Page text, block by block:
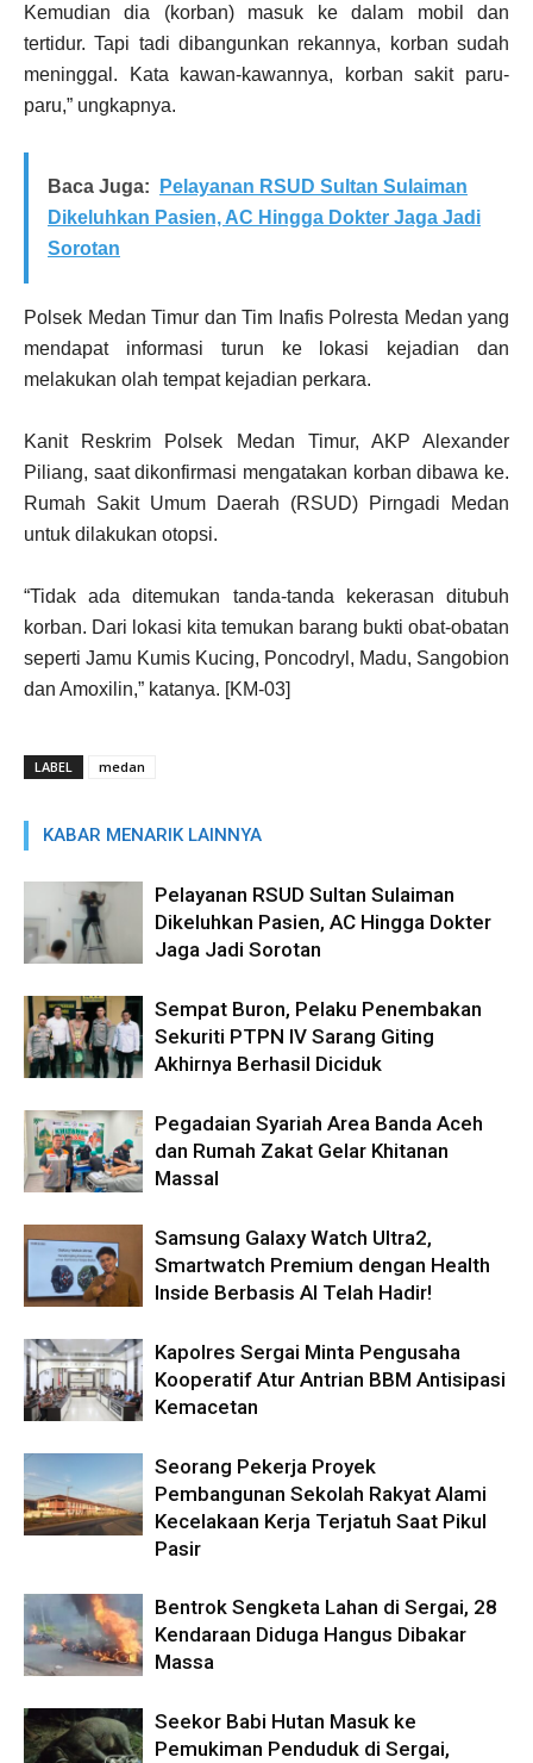
Kemudian dia (korban) masuk ke dalam mobil dan
tertidur. Tapi tadi dibangunkan rekannya, korban sudah
meninggal. Kata kawan-kawannya, korban sakit paru-
paru,” ungkapnya.
Baca Juga:
Pelayanan RSUD Sultan Sulaiman
Dikeluhkan Pasien, AC Hingga Dokter Jaga Jadi
Sorotan
Polsek Medan Timur dan Tim Inafis Polresta Medan yang
mendapat informasi turun ke lokasi kejadian dan
melakukan olah tempat kejadian perkara.
Kanit Reskrim Polsek Medan Timur, AKP Alexander
Piliang, saat dikonfirmasi mengatakan korban dibawa ke.
Rumah Sakit Umum Daerah (RSUD) Pirngadi Medan
untuk dilakukan otopsi.
“Tidak ada ditemukan tanda-tanda kekerasan ditubuh
korban. Dari lokasi kita temukan barang bukti obat-obatan
seperti Jamu Kumis Kucing, Poncodryl, Madu, Sangobion
dan Amoxilin,” katanya. [KM-03]
LABEL medan
KABAR MENARIK LAINNYA
Pelayanan RSUD Sultan Sulaiman
Dikeluhkan Pasien, AC Hingga Dokter
Jaga Jadi Sorotan
Sempat Buron, Pelaku Penembakan
Sekuriti PTPN IV Sarang Giting
Akhirnya Berhasil Diciduk
Pegadaian Syariah Area Banda Aceh
dan Rumah Zakat Gelar Khitanan
Massal
Samsung Galaxy Watch Ultra2,
Smartwatch Premium dengan Health
Inside Berbasis AI Telah Hadir!
Kapolres Sergai Minta Pengusaha
Kooperatif Atur Antrian BBM Antisipasi
Kemacetan
Seorang Pekerja Proyek
Pembangunan Sekolah Rakyat Alami
Kecelakaan Kerja Terjatuh Saat Pikul
Pasir
Bentrok Sengketa Lahan di Sergai, 28
Kendaraan Diduga Hangus Dibakar
Massa
Seekor Babi Hutan Masuk ke
Pemukiman Penduduk di Sergai,